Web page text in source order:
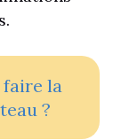
la
?